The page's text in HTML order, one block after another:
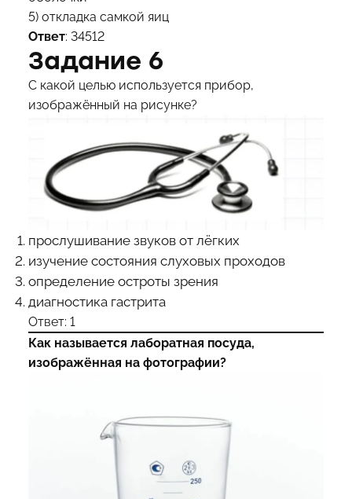
5) откладка самкой яиц
Ответ: 34512
Задание 6
С какой целью используется прибор,
изображённый на рисунке?
прослушивание звуков от лёгких
изучение состояния слуховых проходов
определение остроты зрения
диагностика гастрита
Ответ: 1
Как называется лаборатная посуда,
изображённая на фотографии?